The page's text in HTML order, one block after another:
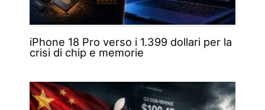
iPhone 18 Pro verso i 1.399 dollari per la
crisi di chip e memorie